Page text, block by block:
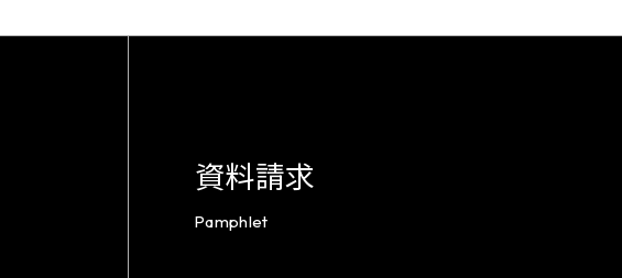
資料請求
Pamphlet